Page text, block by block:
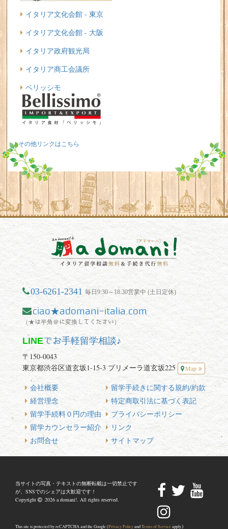
イタリア文化会館 - 東京
イタリア文化会館 - 大阪
イタリア政府観光局
イタリア商工会議所
ベリッシモ
その他リンクはこちら
03-6261-2341 毎日9:30～18:30営業中 (土日定休)
ciao★adomani-italia.com
（★は半角＠に変換してください）
LINEでお手軽留学相談♪
〒150-0043
東京都渋谷区道玄坂1-15-3 プリメーラ道玄坂225
Map
会社概要
経営理念
留学手続料０円の理由
留学カウンセラー紹介
お問合せ
留学手続きに関する規約/約款
特定商取引法に基づく表記
プライバシーポリシー
リンク
サイトマップ
当サイトの写真・テキストの無断転載は一切禁止です
が、SNSでのシェアは大歓迎です！
Copyright
2026 a domani!. All rights reserved.
This site is protected by reCAPTCHA and the Google (Privacy PolicyandTerms of Service apply.)